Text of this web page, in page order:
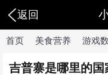
返回
首页 美食营养 游戏
吉普寨是哪里的国